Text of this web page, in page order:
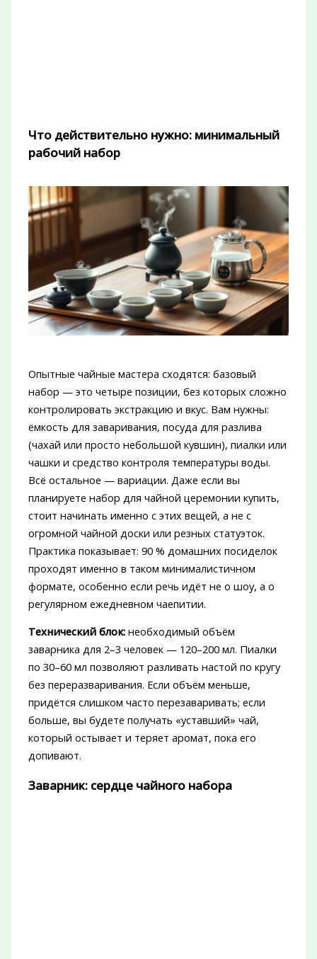
Что действительно нужно: минимальный
рабочий набор
Опытные чайные мастера сходятся: базовый
набор — это четыре позиции, без которых сложно
контролировать экстракцию и вкус. Вам нужны:
ёмкость для заваривания, посуда для разлива
(чахай или просто небольшой кувшин), пиалки или
чашки и средство контроля температуры воды.
Всё остальное — вариации. Даже если вы
планируете набор для чайной церемонии купить,
стоит начинать именно с этих вещей, а не с
огромной чайной доски или резных статуэток.
Практика показывает: 90 % домашних посиделок
проходят именно в таком минималистичном
формате, особенно если речь идёт не о шоу, а о
регулярном ежедневном чаепитии.
Технический блок:необходимый объём
заварника для 2–3 человек — 120–200 мл. Пиалки
по 30–60 мл позволяют разливать настой по кругу
без переразваривания. Если объём меньше,
придётся слишком часто перезаваривать; если
больше, вы будете получать «уставший» чай,
который остывает и теряет аромат, пока его
допивают.
Заварник: сердце чайного набора